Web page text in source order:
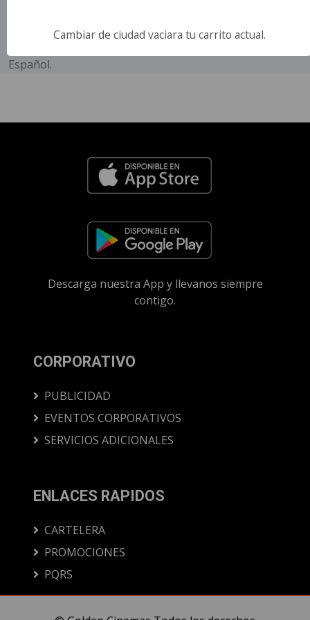
Jacob Chase.
Español.
Descarga nuestra App y llevanos siempre
contigo.
CORPORATIVO
PUBLICIDAD
EVENTOS CORPORATIVOS
SERVICIOS ADICIONALES
ENLACES RAPIDOS
CARTELERA
PROMOCIONES
PQRS
Cambiar de ciudad vaciara tu carrito actual.